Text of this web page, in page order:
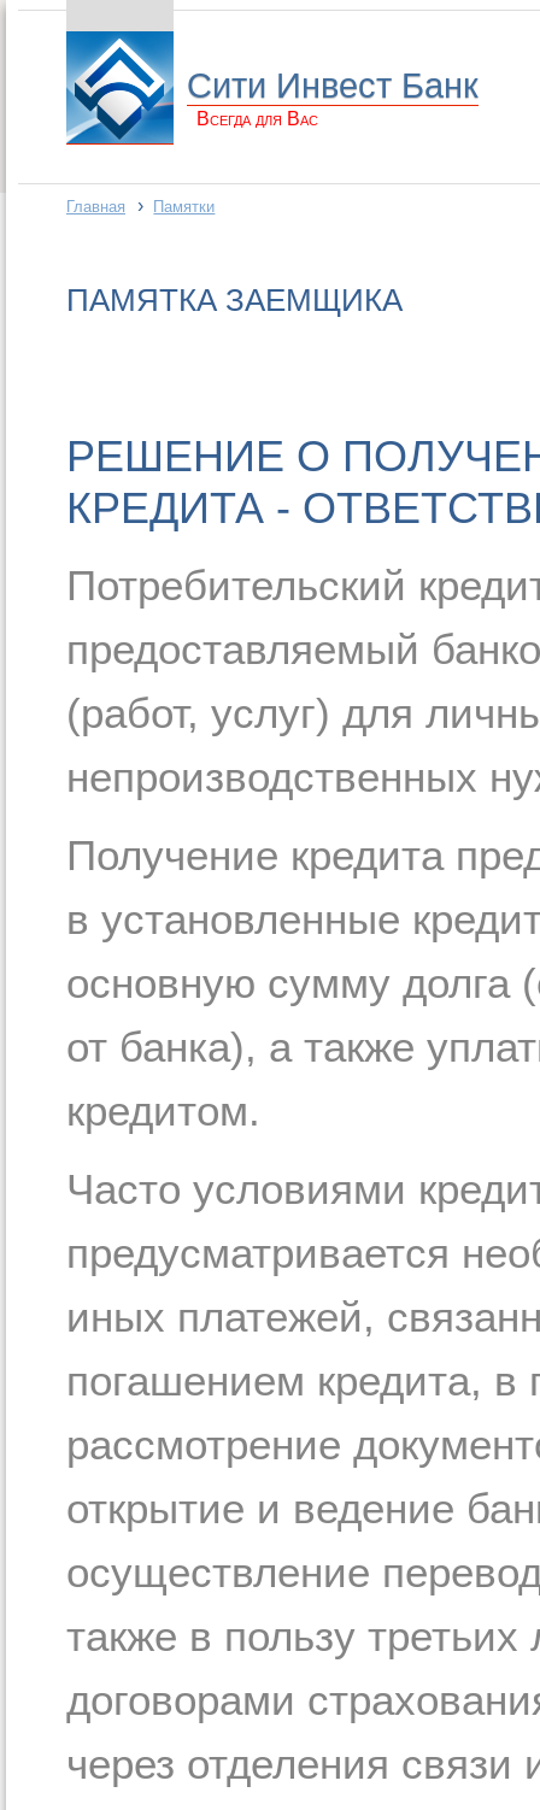
Сити Инвест Банк
Всегда для Вас
Главная › Памятки
ПАМЯТКА ЗАЕМЩИКА
РЕШЕНИЕ О
КРЕДИТА -
Потребительский
предоставляемый
(работ, услуг) для
непроизводственных
Получение кредита
в установленные
основную сумму долга
от банка), а также
кредитом.
Часто условиями
предусматривается
иных платежей,
погашением кредита, в
рассмотрение
открытие и ведение
осуществление
также в пользу
договорами
через отделения